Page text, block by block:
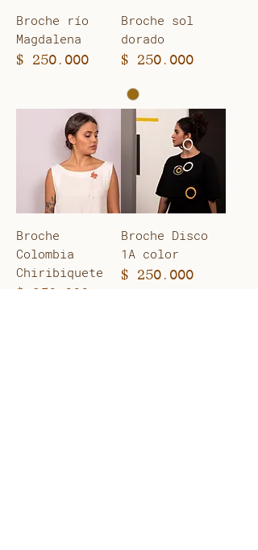
Broche río
Magdalena
Precio
$ 250.000
Broche sol
dorado
Precio
$ 250.000
Broche
Colombia
Chiribiquete
Precio
$ 250.000
Broche Disco
1A color
Precio
$ 250.000